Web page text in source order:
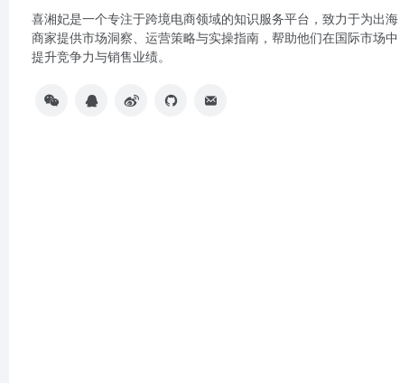
喜湘妃是一个专注于跨境电商领域的知识服务平台，致力于为出海
商家提供市场洞察、运营策略与实操指南，帮助他们在国际市场中
提升竞争力与销售业绩。